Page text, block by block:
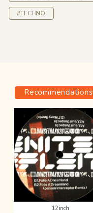
#TECHNO
Recommendations
12inch